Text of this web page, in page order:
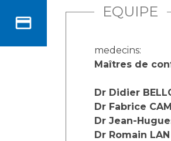
Vous venez en
Infos COVID-19
Vivre ensemble à
Culture à l'hôpital
Emplois socio-éducatifs
Stages paramédicaux
Chercheurs
La recherche clinique
EQUIPE
medecins:
Maîtres de
Dr Didier
Dr Fabrice
Dr Jean-
Dr Romain LAN